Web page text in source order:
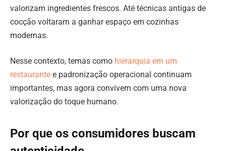
valorizam ingredientes frescos. Até técnicas antigas de
cocção voltaram a ganhar espaço em cozinhas
modernas.
Nesse contexto, temas como hierarquia em um
restaurante e padronização operacional continuam
importantes, mas agora convivem com uma nova
valorização do toque humano.
Por que os consumidores buscam